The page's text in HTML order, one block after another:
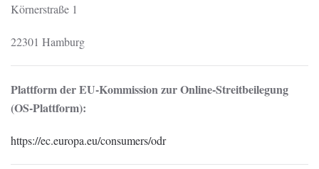
Körnerstraße 1
22301 Hamburg
Plattform der EU-Kommission zur Online-Streitbeilegung
(OS-Plattform):
https://ec.europa.eu/consumers/odr